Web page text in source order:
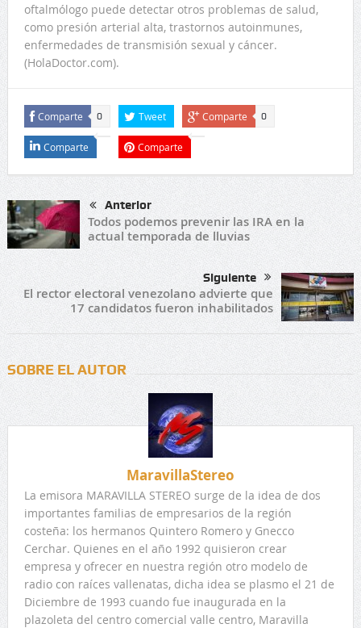
oftalmólogo puede detectar otros problemas de salud,
como presión arterial alta, trastornos autoinmunes,
enfermedades de transmisión sexual y cáncer.
(HolaDoctor.com).
Comparte 0 Tweet Comparte 0
Comparte Comparte
Anterior
Todos podemos prevenir las IRA en la
actual temporada de lluvias
Siguiente
El rector electoral venezolano advierte que
17 candidatos fueron inhabilitados
SOBRE EL AUTOR
MaravillaStereo
La emisora MARAVILLA STEREO surge de la idea de dos
importantes familias de empresarios de la región
costeña: los hermanos Quintero Romero y Gnecco
Cerchar. Quienes en el año 1992 quisieron crear
empresa y ofrecer en nuestra región otro modelo de
radio con raíces vallenatas, dicha idea se plasmo el 21 de
Diciembre de 1993 cuando fue inaugurada en la
plazoleta del centro comercial valle centro, Maravilla